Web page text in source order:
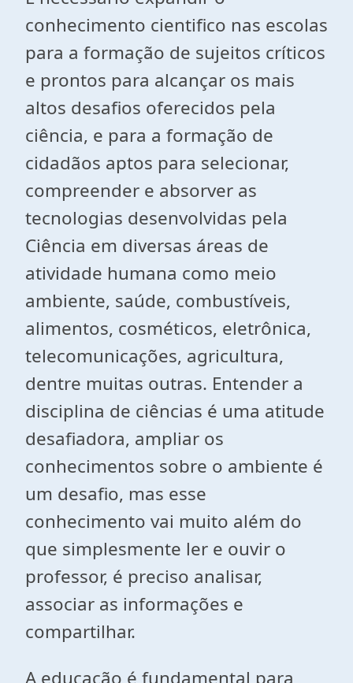
conhecimento cientifico nas escolas
para a formação de sujeitos críticos
e prontos para alcançar os mais
altos desafios oferecidos pela
ciência, e para a formação de
cidadãos aptos para selecionar,
compreender e absorver as
tecnologias desenvolvidas pela
Ciência em diversas áreas de
atividade humana como meio
ambiente, saúde, combustíveis,
alimentos, cosméticos, eletrônica,
telecomunicações, agricultura,
dentre muitas outras. Entender a
disciplina de ciências é uma atitude
desafiadora, ampliar os
conhecimentos sobre o ambiente é
um desafio, mas esse
conhecimento vai muito além do
que simplesmente ler e ouvir o
professor, é preciso analisar,
associar as informações e
compartilhar.
A educação é fundamental para